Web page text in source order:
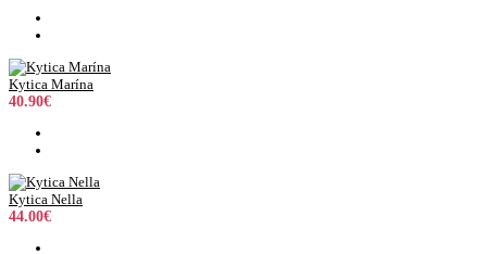
Kytica Marína
40.90€
Kytica Nella
44.00€